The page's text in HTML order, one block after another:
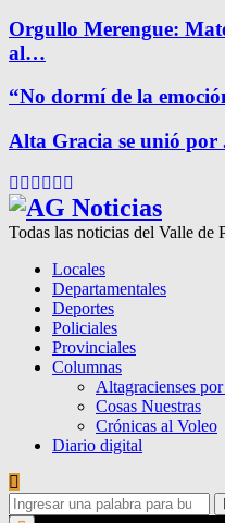
Orgullo Merengue:
al…
“No dormí de la
Alta Gracia se unió
Facebook
Twitter
Instagram
Pinterest
Google
Todas las noticias del Valle de
Locales
Departamentales
Deportes
Policiales
Provinciales
Columnas
Altagracienses
Cosas Nuestras
Crónicas al Voleo
Diario digital
Search